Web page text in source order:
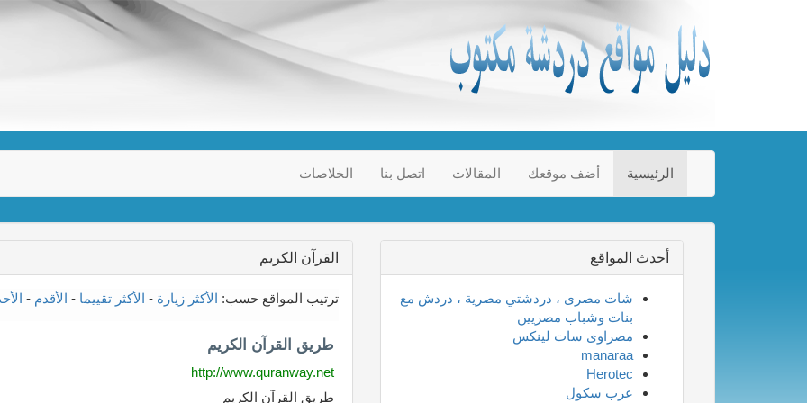
الرئيسية أضف موقعك المقالات اتصل بنا الخلاصات
القرآن الكريم
ترتيب المواقع حسب: الأكثر زيارة - الأكثر تقييما - الأقدم -
طريق القرآن الكريم
http://www.quranway.net
طريق القرآن الكريم
أحدث المواقع
شات مصرى ، دردشتي مصرية ، دردش مع
بنات وشباب مصريين
مصراوى سات لينكس
manaraa
Herotec
عرب سكول